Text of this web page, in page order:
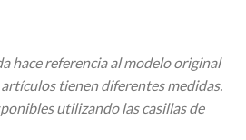
hace referencia al modelo original
tienen diferentes medidas.
utilizando las casillas de